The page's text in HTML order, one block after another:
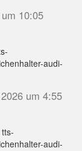
10:05
audi-
um 4:55
audi-